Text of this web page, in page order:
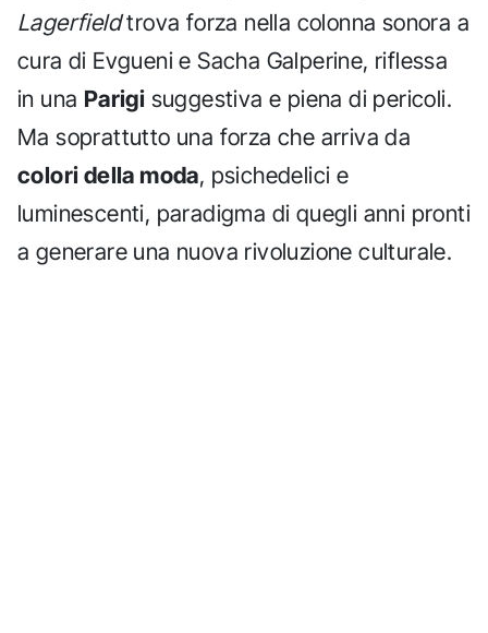
Lagerfieldtrova forza nella colonna sonora a
cura di Evgueni e Sacha Galperine, riflessa
in una Parigi suggestiva e piena di pericoli.
Ma soprattutto una forza che arriva da
colori della moda, psichedelici e
luminescenti, paradigma di quegli anni pronti
a generare una nuova rivoluzione culturale.